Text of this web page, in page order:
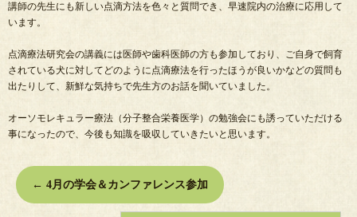
講師の先生にも新しい点滴方法を色々と質問でき、早速院内の治療に応用して
います。
点滴療法研究会の講義には医師や歯科医師の方も参加しており、ご自身で飼育
されている犬に対してどのように点滴療法を行ったほうが良いかなどの質問も
出たりして、新鮮な気持ちで先生方のお話を聞いていました。
オーソモレキュラー療法（分子整合栄養医学）の勉強会にも誘っていただける
事になったので、今後も知識を吸収していきたいと思います。
← 4月の学会＆カンファレンス参加